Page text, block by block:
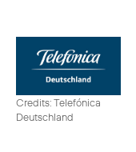
Credits: Telefónica
Deutschland